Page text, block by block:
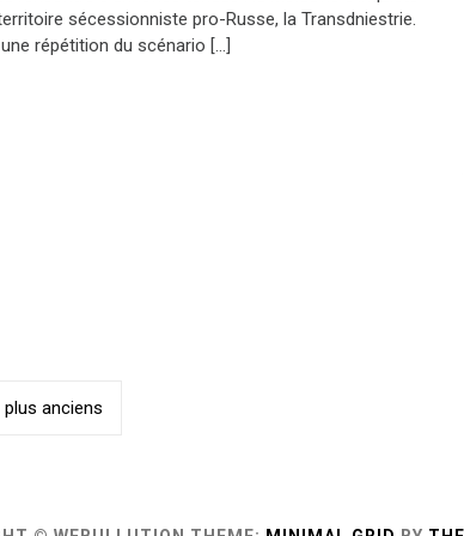
sécessionniste pro-Russe, la Transdniestrie.
répétition du scénario […]
anciens